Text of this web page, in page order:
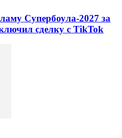
Супербоула-2027 за
сделку с TikTok